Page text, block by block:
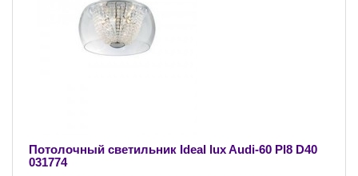
Потолочный светильник Ideal lux Audi-60 Pl8 D40
031774